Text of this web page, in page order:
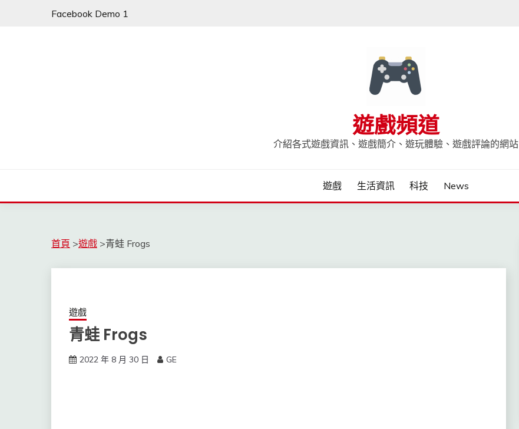
Facebook Demo 1
遊戲頻道
介紹各式遊戲資訊、遊戲簡介、遊玩體驗、遊戲評論的網站
遊戲 生活資訊 科技 News
首頁 >遊戲 >青蛙 Frogs
遊戲
青蛙 Frogs
2022 年 8 月 30 日 GE